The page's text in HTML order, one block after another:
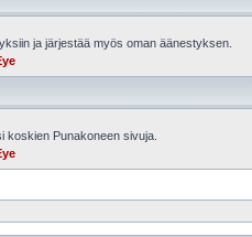
ja järjestää myös oman äänestyksen.
koskien Punakoneen sivuja.